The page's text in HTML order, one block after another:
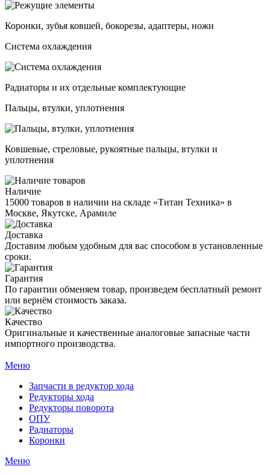
Коронки, зубья ковшей, бокорезы, адаптеры, ножи
Система охлаждения
Радиаторы и их отдельные комплектующие
Пальцы, втулки, уплотнения
Ковшевые, стреловые, рукоятные пальцы, втулки и
уплотнения
Наличие
15000 товаров в наличии на складе «Титан Техника» в
Москве, Якутске, Арамиле
Доставка
Доставим любым удобным для вас способом в установленные
сроки.
Гарантия
По гарантии обменяем товар, произведем бесплатный ремонт
или вернём стоимость заказа.
Качество
Оригинальные и качественные аналоговые запасные части
импортного производства.
Меню
Запчасти в редуктор хода
Редукторы хода
Редукторы поворота
ОПУ
Радиаторы
Коронки
Меню